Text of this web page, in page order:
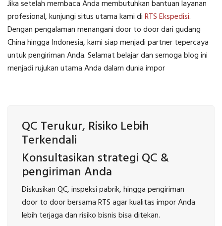
Jika setelah membaca Anda membutuhkan bantuan layanan
profesional, kunjungi situs utama kami diRTS Ekspedisi.
Dengan pengalaman menangani door to door dari gudang
China hingga Indonesia, kami siap menjadi partner tepercaya
untuk pengiriman Anda. Selamat belajar dan semoga blog ini
menjadi rujukan utama Anda dalam dunia impor
QC Terukur, Risiko Lebih
Terkendali
Konsultasikan strategi QC &
pengiriman Anda
Diskusikan QC, inspeksi pabrik, hingga pengiriman
door to door bersama RTS agar kualitas impor Anda
lebih terjaga dan risiko bisnis bisa ditekan.